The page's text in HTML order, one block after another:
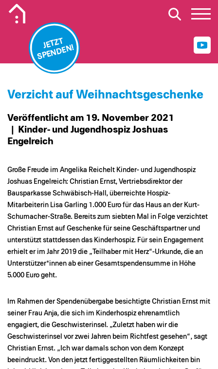
JETZT
SPENDEN!
Verzicht auf Weihnachtsgeschenke
Veröffentlicht am 19. November 2021
| Kinder- und Jugendhospiz Joshuas
Engelreich
Große Freude im Angelika Reichelt Kinder- und Jugendhospiz
Joshuas Engelreich: Christian Ernst, Vertriebsdirektor der
Bausparkasse Schwäbisch-Hall, überreichte Hospiz-
Mitarbeiterin Lisa Garling 1.000 Euro für das Haus an der Kurt-
Schumacher-Straße. Bereits zum siebten Mal in Folge verzichtet
Christian Ernst auf Geschenke für seine Geschäftspartner und
unterstützt stattdessen das Kinderhospiz. Für sein Engagement
erhielt er im Jahr 2019 die „Teilhaber mit Herz“-Urkunde, die an
Unterstützer*innen ab einer Gesamtspendensumme in Höhe
5.000 Euro geht.
Im Rahmen der Spendenübergabe besichtigte Christian Ernst mit
seiner Frau Anja, die sich im Kinderhospiz ehrenamtlich
engagiert, die Geschwisterinsel. „Zuletzt haben wir die
Geschwisterinsel vor zwei Jahren beim Richtfest gesehen“, sagt
Christian Ernst. „Ich war damals schon von dem Konzept
beeindruckt. Von den jetzt fertiggestellten Räumlichkeiten bin
Mobiles Logo Mission Lebenshaus